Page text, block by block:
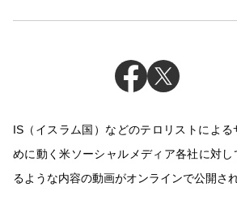
IS（イスラム国）などのテロリストによ
めに動く米ソーシャルメディア各社に対
るような内容の動画がオンラインで公開さ